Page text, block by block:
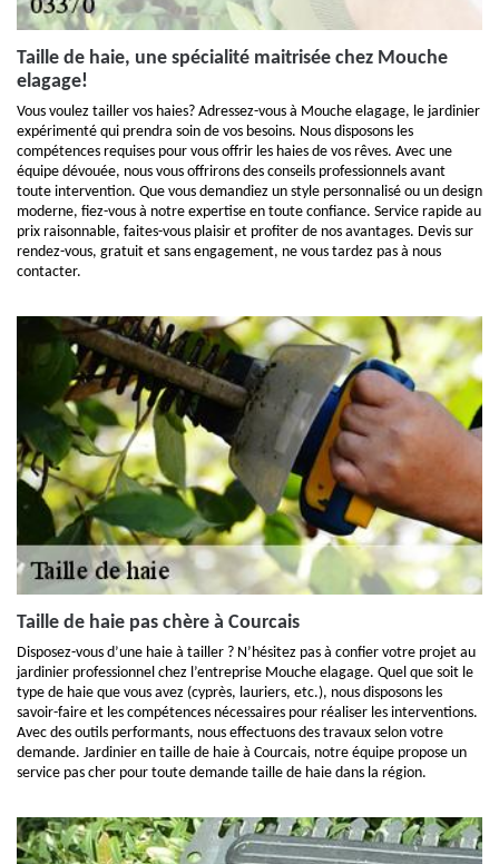
Taille de haie, une spécialité maitrisée chez Mouche
elagage!
Vous voulez tailler vos haies? Adressez-vous à Mouche elagage, le jardinier
expérimenté qui prendra soin de vos besoins. Nous disposons les
compétences requises pour vous offrir les haies de vos rêves. Avec une
équipe dévouée, nous vous offrirons des conseils professionnels avant
toute intervention. Que vous demandiez un style personnalisé ou un design
moderne, fiez-vous à notre expertise en toute confiance. Service rapide au
prix raisonnable, faites-vous plaisir et profiter de nos avantages. Devis sur
rendez-vous, gratuit et sans engagement, ne vous tardez pas à nous
contacter.
Taille de haie pas chère à Courcais
Disposez-vous d’une haie à tailler ? N’hésitez pas à confier votre projet au
jardinier professionnel chez l’entreprise Mouche elagage. Quel que soit le
type de haie que vous avez (cyprès, lauriers, etc.), nous disposons les
savoir-faire et les compétences nécessaires pour réaliser les interventions.
Avec des outils performants, nous effectuons des travaux selon votre
demande. Jardinier en taille de haie à Courcais, notre équipe propose un
service pas cher pour toute demande taille de haie dans la région.